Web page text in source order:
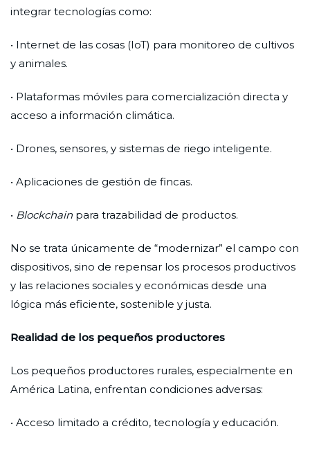
integrar tecnologías como:
• Internet de las cosas (IoT) para monitoreo de cultivos
y animales.
• Plataformas móviles para comercialización directa y
acceso a información climática.
• Drones, sensores, y sistemas de riego inteligente.
• Aplicaciones de gestión de fincas.
• Blockchain para trazabilidad de productos.
No se trata únicamente de “modernizar” el campo con
dispositivos, sino de repensar los procesos productivos
y las relaciones sociales y económicas desde una
lógica más eficiente, sostenible y justa.
Realidad de los pequeños productores
Los pequeños productores rurales, especialmente en
América Latina, enfrentan condiciones adversas:
• Acceso limitado a crédito, tecnología y educación.